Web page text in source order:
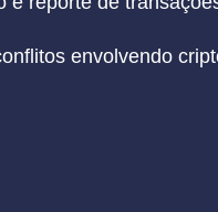
envolvendo